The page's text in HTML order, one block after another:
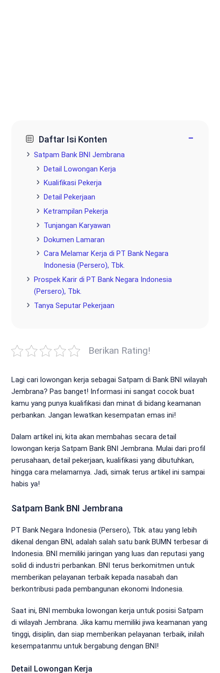
Daftar Isi Konten −
Satpam Bank BNI Jembrana
Detail Lowongan Kerja
Kualifikasi Pekerja
Detail Pekerjaan
Ketrampilan Pekerja
Tunjangan Karyawan
Dokumen Lamaran
Cara Melamar Kerja di PT Bank Negara
Indonesia (Persero), Tbk.
Prospek Karir di PT Bank Negara Indonesia
(Persero), Tbk.
Tanya Seputar Pekerjaan
Berikan Rating!
Lagi cari lowongan kerja sebagai Satpam di Bank BNI wilayah
Jembrana? Pas banget! Informasi ini sangat cocok buat
kamu yang punya kualifikasi dan minat di bidang keamanan
perbankan. Jangan lewatkan kesempatan emas ini!
Dalam artikel ini, kita akan membahas secara detail
lowongan kerja Satpam Bank BNI Jembrana. Mulai dari profil
perusahaan, detail pekerjaan, kualifikasi yang dibutuhkan,
hingga cara melamarnya. Jadi, simak terus artikel ini sampai
habis ya!
Satpam Bank BNI Jembrana
PT Bank Negara Indonesia (Persero), Tbk. atau yang lebih
dikenal dengan BNI, adalah salah satu bank BUMN terbesar di
Indonesia. BNI memiliki jaringan yang luas dan reputasi yang
solid di industri perbankan. BNI terus berkomitmen untuk
memberikan pelayanan terbaik kepada nasabah dan
berkontribusi pada pembangunan ekonomi Indonesia.
Saat ini, BNI membuka lowongan kerja untuk posisi Satpam
di wilayah Jembrana. Jika kamu memiliki jiwa keamanan yang
tinggi, disiplin, dan siap memberikan pelayanan terbaik, inilah
kesempatanmu untuk bergabung dengan BNI!
Detail Lowongan Kerja